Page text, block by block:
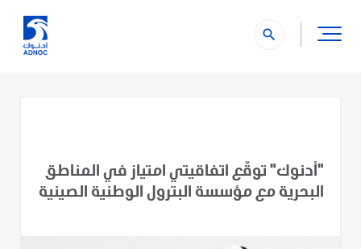
search
"أدنوك" توقّع اتفاقيتي امتياز في المناطق
البحرية مع مؤسسة البترول الوطنية الصينية